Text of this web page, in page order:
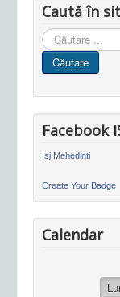
Caută în
Cauta
in
site
Căutare
Facebook
Isj Mehedinti
Create Your Badge
Calendar